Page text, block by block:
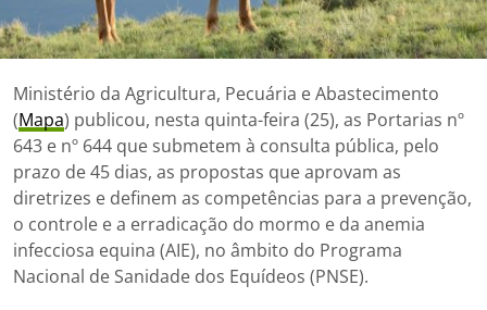
Ministério da Agricultura, Pecuária e Abastecimento
(Mapa) publicou, nesta quinta-feira (25), as Portarias nº
643 e nº 644 que submetem à consulta pública, pelo
prazo de 45 dias, as propostas que aprovam as
diretrizes e definem as competências para a prevenção,
o controle e a erradicação do mormo e da anemia
infecciosa equina (AIE), no âmbito do Programa
Nacional de Sanidade dos Equídeos (PNSE).